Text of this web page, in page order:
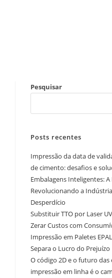
Pesquisar
Posts recentes
Impressão da data de
de cimento: desafios e
Embalagens Inteligentes:
Revolucionando a
Desperdício
Substituir TTO por Laser
Zerar Custos com
Impressão em Paletes
Separa o Lucro do Prejuízo
O código 2D e o futuro
impressão em linha é o